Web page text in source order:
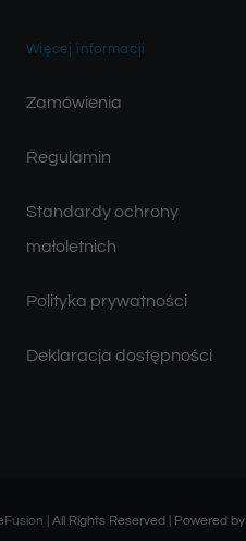
Więcej informacji
Zamówienia
Regulamin
Standardy ochrony
małoletnich
Polityka prywatności
Deklaracja dostępności
| All Rights Reserved | Powered by